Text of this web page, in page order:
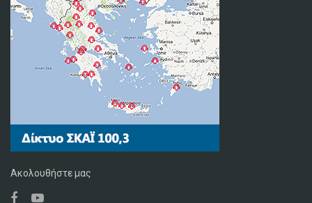
Ακολουθήστε μας